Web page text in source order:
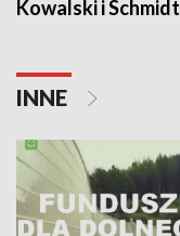
Kowalski i Schmidt
INNE